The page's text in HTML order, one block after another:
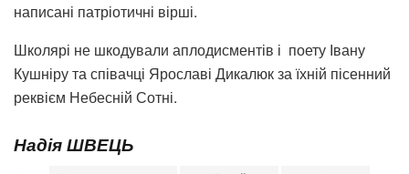
написані патріотичні вірші.
Школярі не шкодували аплодисментів і поету Івану
Кушніру та співачці Ярославі Дикалюк за їхній пісенний
реквієм Небесній Сотні.
Надія ШВЕЦЬ